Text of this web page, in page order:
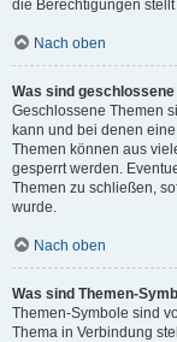
die Berechtigungen
Nach oben
Was sind geschlossene
Geschlossene Themen
kann und bei denen
Themen können aus
gesperrt werden.
Themen zu schließen,
wurde.
Nach oben
Was sind Themen-
Themen-Symbole sind
Thema in Verbindung